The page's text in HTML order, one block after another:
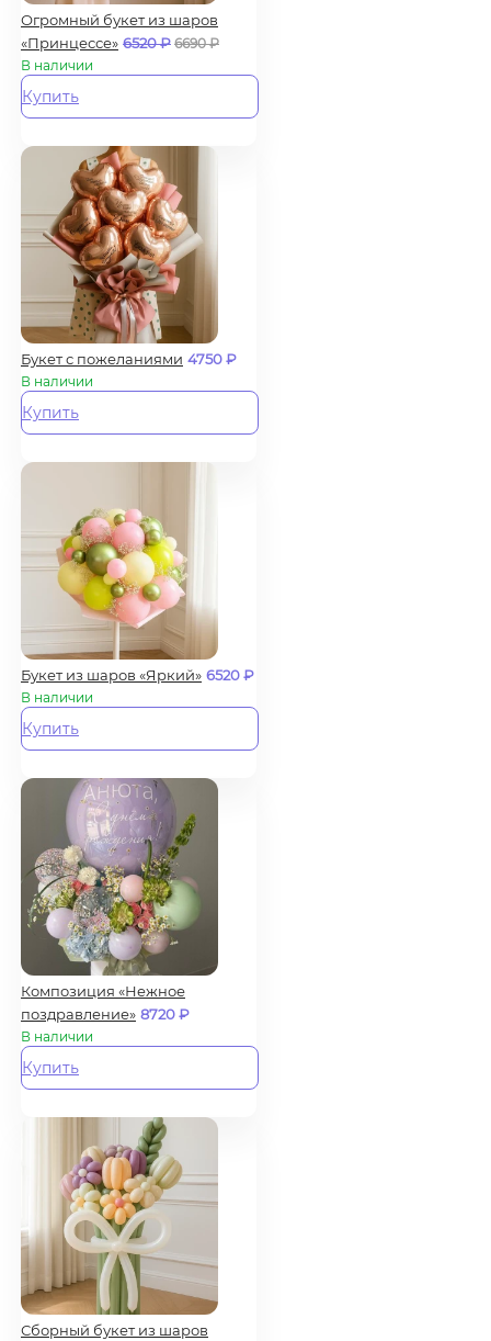
Огромный букет из шаров
«Принцессе» 6520₽ 6690₽
В наличии
Купить
Букет с пожеланиями 4750₽
В наличии
Купить
Букет из шаров «Яркий» 6520₽
В наличии
Купить
Композиция «Нежное
поздравление» 8720₽
В наличии
Купить
Сборный букет из шаров